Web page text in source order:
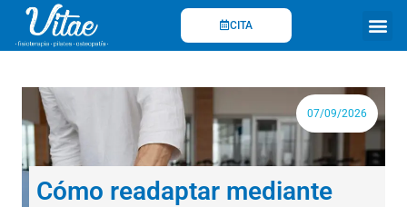
CITA
07/09/2026
Cómo readaptar mediante